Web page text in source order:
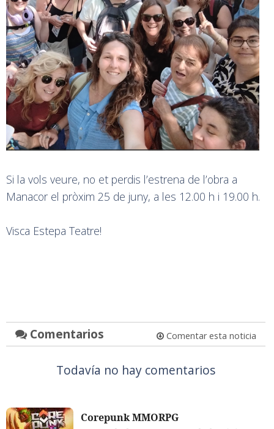
Si la vols veure, no et perdis l’estrena de l’obra a
Manacor el pròxim 25 de juny, a les 12.00 h i 19.00 h.
Visca Estepa Teatre!
Comentarios Comentar esta noticia
Todavía no hay comentarios
Corepunk MMORPG